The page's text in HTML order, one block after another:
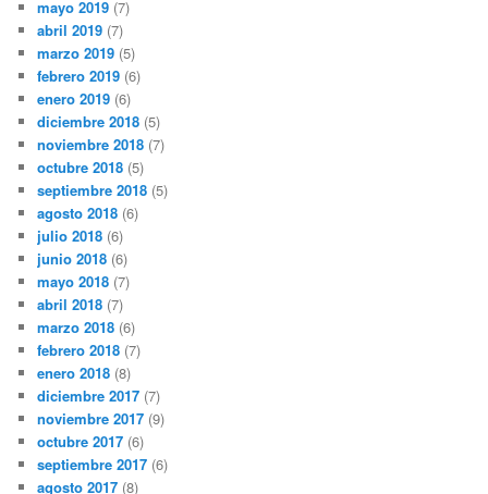
mayo 2019 (7)
abril 2019 (7)
marzo 2019 (5)
febrero 2019 (6)
enero 2019 (6)
diciembre 2018 (5)
noviembre 2018 (7)
octubre 2018 (5)
septiembre 2018 (5)
agosto 2018 (6)
julio 2018 (6)
junio 2018 (6)
mayo 2018 (7)
abril 2018 (7)
marzo 2018 (6)
febrero 2018 (7)
enero 2018 (8)
diciembre 2017 (7)
noviembre 2017 (9)
octubre 2017 (6)
septiembre 2017 (6)
agosto 2017 (8)